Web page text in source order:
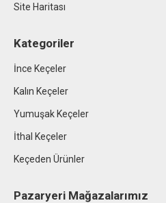
Site Haritası
Kategoriler
İnce Keçeler
Kalın Keçeler
Yumuşak Keçeler
İthal Keçeler
Keçeden Ürünler
Pazaryeri Mağazalarımız